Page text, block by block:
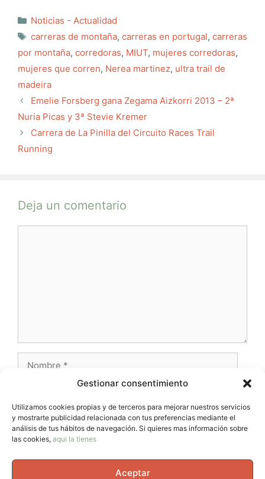
Gestionar consentimiento
Utilizamos cookies propias y de terceros para mejorar nuestros servicios
y mostrarte publicidad relacionada con tus preferencias mediante el
análisis de tus hábitos de navegación. Si quieres mas información sobre
las cookies, aqui la tienes
Aceptar
Categorías
Noticias - Actualidad
Etiquetas
carreras de montaña, carreras en portugal, carreras
por montaña, corredoras, MIUT, mujeres corredoras,
mujeres que corren, Nerea martinez, ultra trail de
madeira
Emelie Forsberg gana Zegama Aizkorri 2013 – 2ª
Nuria Picas y 3ª Stevie Kremer
Carrera de La Pinilla del Circuito Races Trail
Running
Deja un comentario
electrónico
Web